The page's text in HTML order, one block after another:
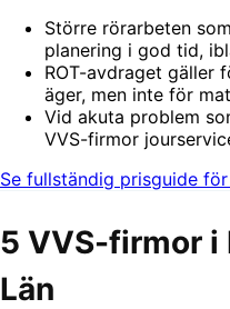
Större rörarbeten
planering i god tid,
ROT-avdraget gäller
äger, men inte för
Vid akuta problem
VVS-firmor
Se fullständig prisguide
5 VVS-firmor i
Län